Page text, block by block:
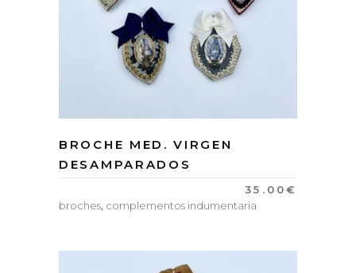
BROCHE MED. VIRGEN
DESAMPARADOS
35.00€
broches, complementos indumentaria